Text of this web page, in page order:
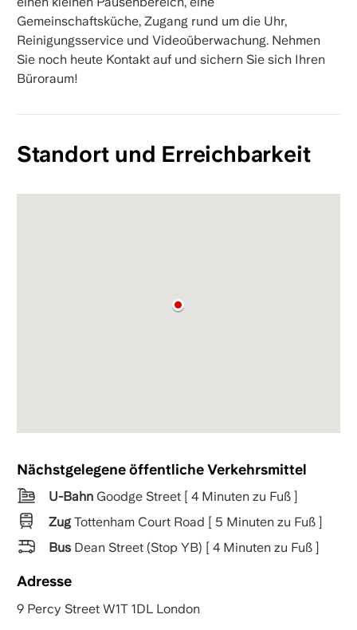
Gemeinschaftsküche, Zugang rund um die Uhr,
Reinigungsservice und Videoüberwachung. Nehmen
Sie noch heute Kontakt auf und sichern Sie sich Ihren
Büroraum!
Standort und Erreichbarkeit
Nächstgelegene öffentliche Verkehrsmittel
U-BahnGoodge Street [ 4 Minuten zu Fuß ]
ZugTottenham Court Road [ 5 Minuten zu Fuß ]
BusDean Street (Stop YB) [ 4 Minuten zu Fuß ]
Adresse
9 Percy Street W1T 1DL London